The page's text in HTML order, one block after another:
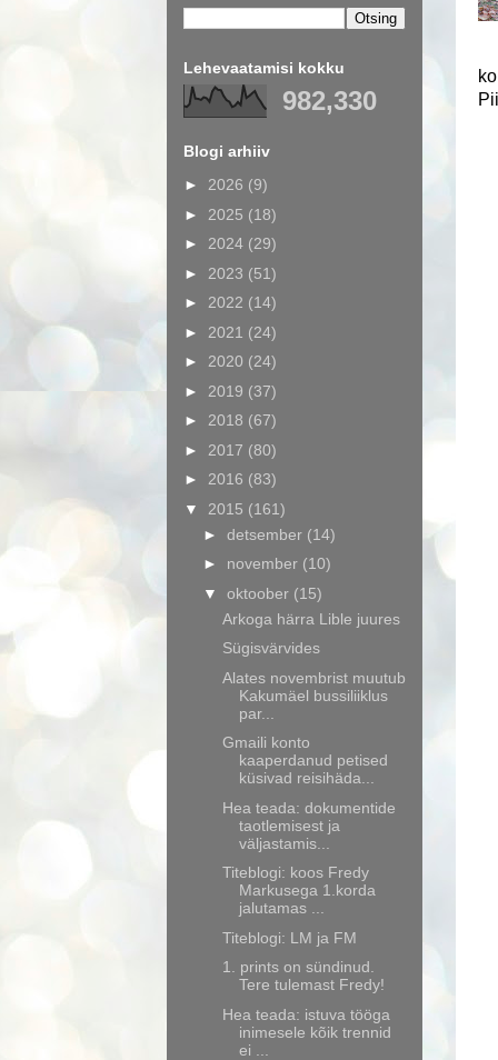
Lehevaatamisi kokku
982,330
Blogi arhiiv
► 2026 (9)
► 2025 (18)
► 2024 (29)
► 2023 (51)
► 2022 (14)
► 2021 (24)
► 2020 (24)
► 2019 (37)
► 2018 (67)
► 2017 (80)
► 2016 (83)
▼ 2015 (161)
► detsember (14)
► november (10)
▼ oktoober (15)
Arkoga härra Lible juures
Sügisvärvides
Alates novembrist muutub
Kakumäel bussiliiklus
par...
Gmaili konto
kaaperdanud petised
küsivad reisihäda...
Hea teada: dokumentide
taotlemisest ja
väljastamis...
Titeblogi: koos Fredy
Markusega 1.korda
jalutamas ...
Titeblogi: LM ja FM
1. prints on sündinud.
Tere tulemast Fredy!
Hea teada: istuva tööga
inimesele kõik trennid
ei ...